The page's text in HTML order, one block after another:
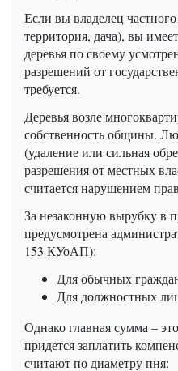
Если вы владелец
территория, дача), вы
деревья по своему
разрешений от
требуется.
Деревья возле
собственность общины.
(удаление или сильная
разрешения от местных
считается нарушением
За незаконную вырубку в
предусмотрена
153 КУоАП):
Для обычных
Для должностных
Однако главная сумма –
придется заплатить
считают по диаметру пня: